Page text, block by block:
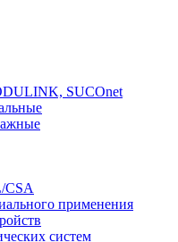
SUCOnet
CSA
применения
систем